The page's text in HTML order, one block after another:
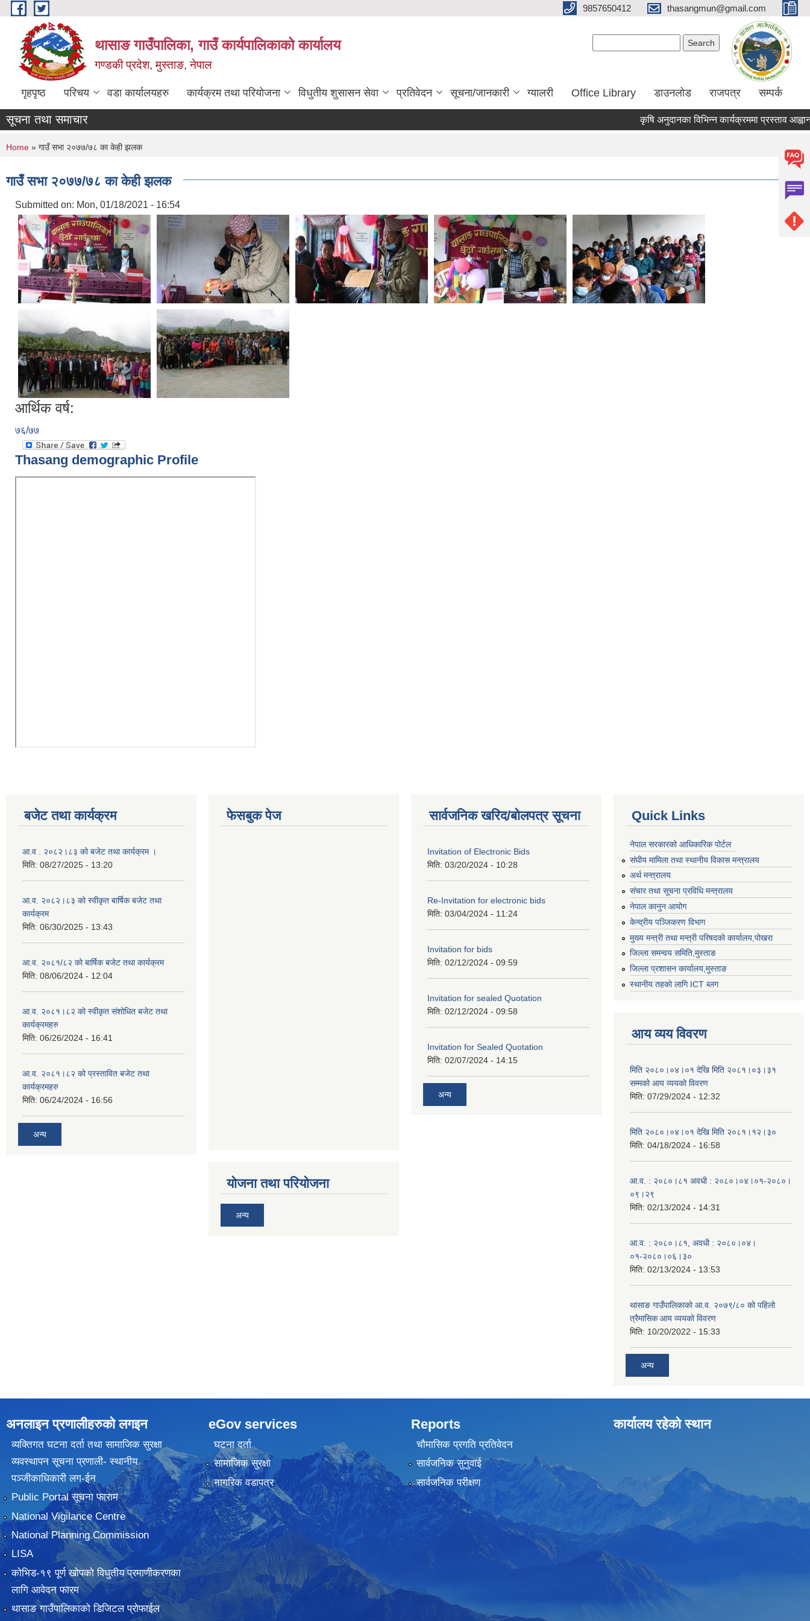
Skip to main content 9857650412 thasangmun@gmail.com
थासाङ गाउँपालिका, गाउँ कार्यपालिकाको कार्यालय
गण्डकी प्रदेश, मुस्ताङ, नेपाल
गृहपृष्ठ परिचय वडा कार्यालयहरु कार्यक्रम तथा परियोजना विधुतीय शुसासन सेवा प्रतिवेदन सूचना/जानकारी ग्यालरी Office Library डाउनलोड राजपत्र सम्पर्क
सूचना तथा समाचार कृषि अनुदानका विभिन्न कार्यक्रममा प्रस्ताव आह्वान
You are here
Home » गाउँ सभा २०७७/७८ का केही झलक
गाउँ सभा २०७७/७८ का केही झलक
Submitted on: Mon, 01/18/2021 - 16:54
आर्थिक वर्ष:
७६/७७
Thasang demographic Profile
बजेट तथा कार्यक्रम
आ.व . २०८२।८३ को बजेट तथा कार्यक्रम ।
मिति: 08/27/2025 - 13:20
आ.व. २०८२।८३ को स्वीकृत बार्षिक बजेट तथा
कार्यक्रम
मिति: 06/30/2025 - 13:43
आ.व. २०८१/८२ को बार्षिक बजेट तथा कार्यक्रम
मिति: 08/06/2024 - 12:04
आ.व. २०८१।८२ को स्वीकृत संशोधित बजेट तथा
कार्यक्रमहरु
मिति: 06/26/2024 - 16:41
आ.व. २०८१।८२ को प्रस्तावित बजेट तथा
कार्यक्रमहरु
मिति: 06/24/2024 - 16:56
अन्य
फेसबुक पेज
योजना तथा परियोजना
अन्य
सार्वजनिक खरिद/बोलपत्र सूचना
Invitation of Electronic Bids
मिति: 03/20/2024 - 10:28
Re-Invitation for electronic bids
मिति: 03/04/2024 - 11:24
Invitation for bids
मिति: 02/12/2024 - 09:59
Invitation for sealed Quotation
मिति: 02/12/2024 - 09:58
Invitation for Sealed Quotation
मिति: 02/07/2024 - 14:15
अन्य
Quick Links
नेपाल सरकारको आधिकारिक पोर्टल
संघीय मामिला तथा स्थानीय विकास मन्त्रालय
अर्थ मन्त्रालय
संचार तथा सूचना प्रविधि मन्त्रालय
नेपाल कानुन आयोग
केन्द्रीय पञ्जिकरण विभाग
मुख्य मन्त्री तथा मन्त्री परिषदको कार्यालय,पोखरा
जिल्ला समन्वय समिति,मुस्ताङ
जिल्ला प्रशासन कार्यालय,मुस्ताङ
स्थानीय तहको लागि ICT ब्लग
आय व्यय विवरण
मिति २०८०।०४।०१ देखि मिति २०८१।०३।३१
सम्मको आय व्ययको विवरण
मिति: 07/29/2024 - 12:32
मिति २०८०।०४।०१ देखि मिति २०८१।१२।३०
मिति: 04/18/2024 - 16:58
आ.व. : २०८०।८१ अवधी : २०८०।०४।०१-२०८०।
०९।२९
मिति: 02/13/2024 - 14:31
आ.व. : २०८०।८१, अवधी : २०८०।०४।
०१-२०८०।०६।३०
मिति: 02/13/2024 - 13:53
थासाङ गाउँपालिकाको आ.व. २०७९/८० को पहिलो
त्रैमासिक आय व्ययको विवरण
मिति: 10/20/2022 - 15:33
अन्य
अनलाइन प्रणालीहरुकाे लगइन
व्यक्तिगत घटना दर्ता तथा सामाजिक सुरक्षा
व्यवस्थापन सूचना प्रणाली- स्थानीय
पञ्जीकाधिकारी लग-ईन
Public Portal सूचना फाराम
National Vigilance Centre
National Planning Commission
LISA
कोभिड-१९ पूर्ण खोपको विधुतीय प्रमाणीकरणका
लागि आवेदन फारम
थासाङ गाउँपालिकाको डिजिटल प्रोफाईल
eGov services
घटना दर्ता
सामाजिक सुरक्षा
नागरिक वडापत्र
Reports
चौमासिक प्रगति प्रतिवेदन
सार्वजनिक सुनुवाई
सार्वजनिक परीक्षण
कार्यालय रहेको स्थान